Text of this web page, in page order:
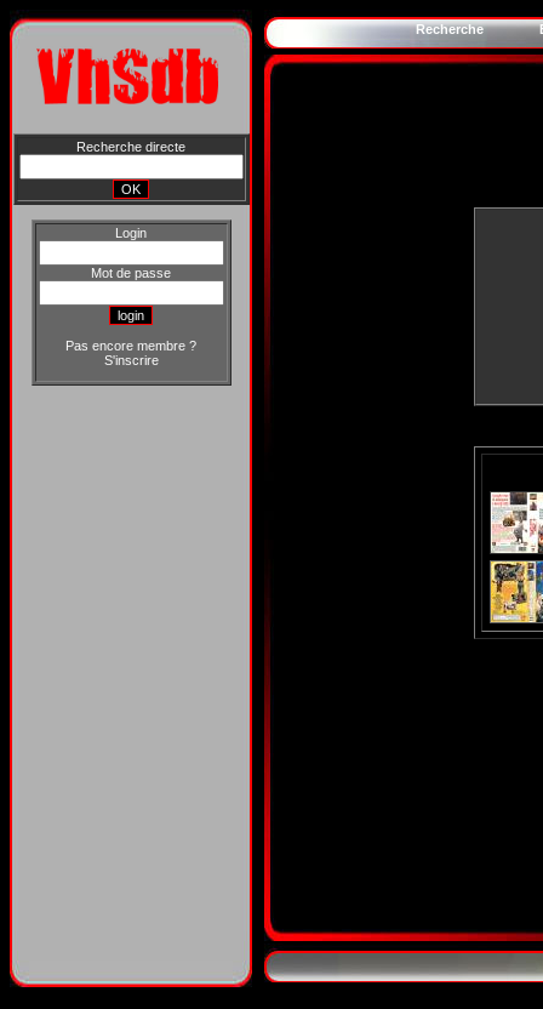
Recherche directe
Login
Mot de passe
Pas encore membre ?
S'inscrire
Recherche